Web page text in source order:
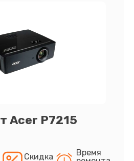
Acer P7215
Скидка
Время